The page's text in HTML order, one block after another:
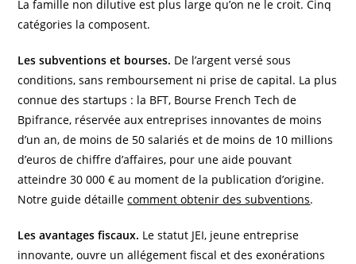
La famille non dilutive est plus large qu’on ne le croit. Cinq
catégories la composent.
Les subventions et bourses. De l’argent versé sous
conditions, sans remboursement ni prise de capital. La plus
connue des startups : la BFT, Bourse French Tech de
Bpifrance, réservée aux entreprises innovantes de moins
d’un an, de moins de 50 salariés et de moins de 10 millions
d’euros de chiffre d’affaires, pour une aide pouvant
atteindre 30 000 € au moment de la publication d’origine.
Notre guide détaillecomment obtenir des subventions.
Les avantages fiscaux. Le statut JEI, jeune entreprise
innovante, ouvre un allégement fiscal et des exonérations